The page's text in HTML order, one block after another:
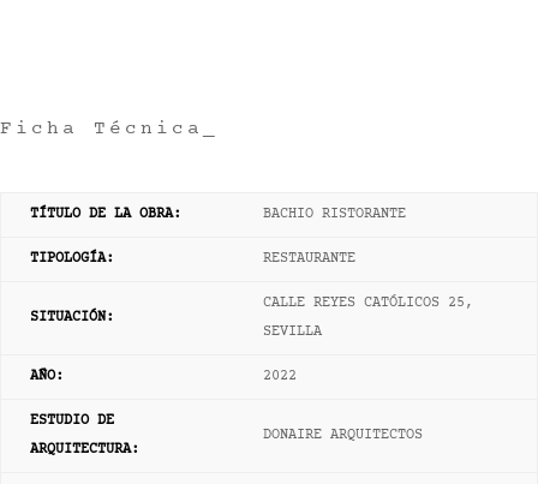
Ficha Técnica_
TÍTULO DE LA OBRA: BACHIO RISTORANTE
TIPOLOGÍA: RESTAURANTE
SITUACIÓN:
CALLE REYES CATÓLICOS 25,
SEVILLA
AÑO: 2022
ESTUDIO DE
ARQUITECTURA:
DONAIRE ARQUITECTOS